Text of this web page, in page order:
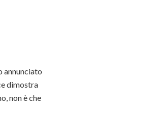
annunciato
dimostra
non è che